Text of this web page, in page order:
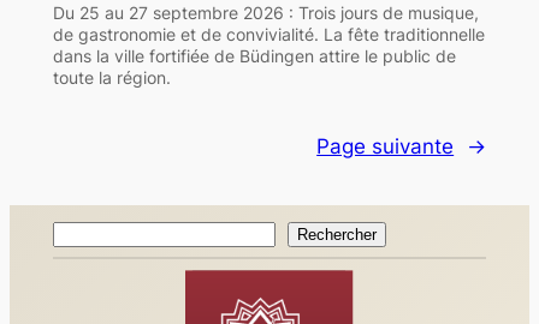
Du 25 au 27 septembre 2026 : Trois jours de musique,
de gastronomie et de convivialité. La fête traditionnelle
dans la ville fortifiée de Büdingen attire le public de
toute la région.
Page suivante →
Rechercher